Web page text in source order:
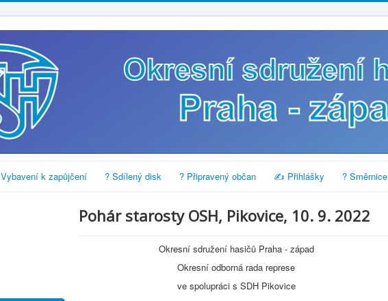
Vybavení k zapůjčení ? Sdílený disk ? Připravený občan ✍️ Přihlášky ? Směrnice
Pohár starosty OSH, Pikovice, 10. 9. 2022
Okresní sdružení hasičů Praha - západ
Okresní odborná rada represe
ve spolupráci s SDH Pikovice